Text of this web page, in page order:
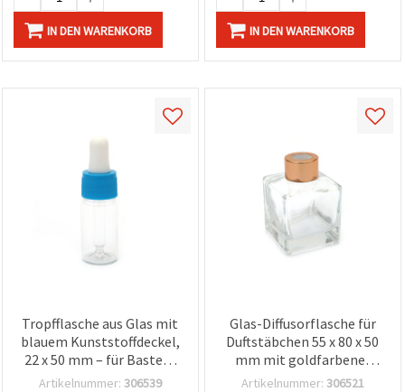
IN DEN WARENKORB IN DEN WARENKORB
Tropfflasche aus Glas mit
blauem Kunststoffdeckel,
22 x 50 mm – für Basteln
& DIY
Artikelnummer: 306539
Glas-Diffusorflasche für
Duftstäbchen 55 x 80 x 50
mm mit goldfarbener
Kunststoffkappe, DIY
Artikelnummer: 306521